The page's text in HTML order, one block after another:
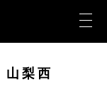
山梨西